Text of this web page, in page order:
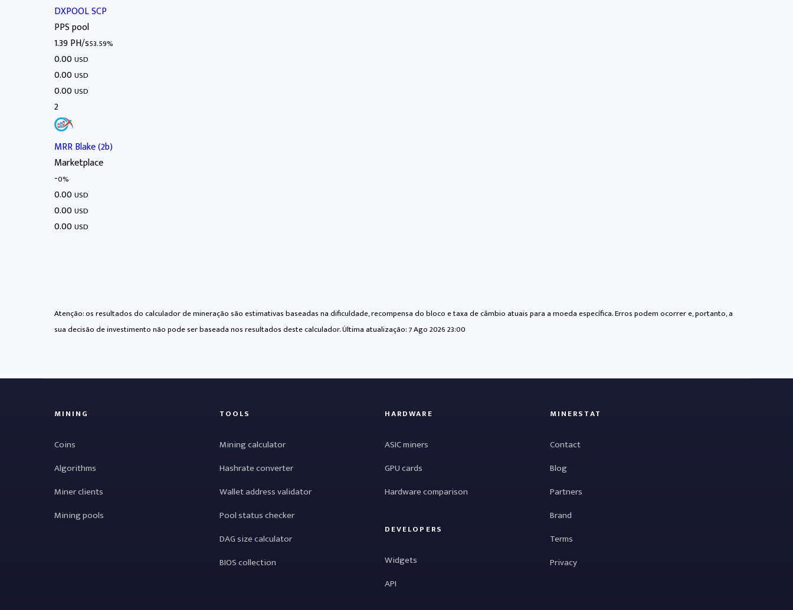
DXPOOL SCP
PPS pool
1.39 PH/s53.59%
0.00USD
0.00USD
0.00USD
2
MRR Blake (2b)
Marketplace
-0%
0.00USD
0.00USD
0.00USD
Atenção: os resultados do calculador de mineração são estimativas baseadas na dificuldade, recompensa do bloco e taxa de câmbio atuais para a moeda específica. Erros podem ocorrer e, portanto, a
sua decisão de investimento não pode ser baseada nos resultados deste calculador. Última atualização:7 Ago 2026 23:00
MINING
Coins
Algorithms
Miner clients
Mining pools
TOOLS
Mining calculator
Hashrate converter
Wallet address validator
Pool status checker
DAG size calculator
BIOS collection
HARDWARE
ASIC miners
GPU cards
Hardware comparison
DEVELOPERS
Widgets
API
MINERSTAT
Contact
Blog
Partners
Brand
Terms
Privacy